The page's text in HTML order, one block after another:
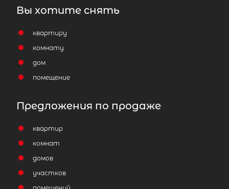
Вы хотите снять
квартиру
комнату
дом
помещение
Предложения по продаже
квартир
комнат
домов
участков